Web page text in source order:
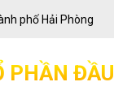
phố Hải Phòng
PHẦN ĐẦU